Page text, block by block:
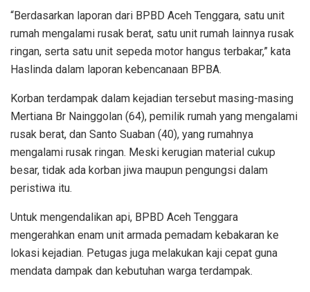
“Berdasarkan laporan dari BPBD Aceh Tenggara, satu unit
rumah mengalami rusak berat, satu unit rumah lainnya rusak
ringan, serta satu unit sepeda motor hangus terbakar,” kata
Haslinda dalam laporan kebencanaan BPBA.
Korban terdampak dalam kejadian tersebut masing-masing
Mertiana Br Nainggolan (64), pemilik rumah yang mengalami
rusak berat, dan Santo Suaban (40), yang rumahnya
mengalami rusak ringan. Meski kerugian material cukup
besar, tidak ada korban jiwa maupun pengungsi dalam
peristiwa itu.
Untuk mengendalikan api, BPBD Aceh Tenggara
mengerahkan enam unit armada pemadam kebakaran ke
lokasi kejadian. Petugas juga melakukan kaji cepat guna
mendata dampak dan kebutuhan warga terdampak.